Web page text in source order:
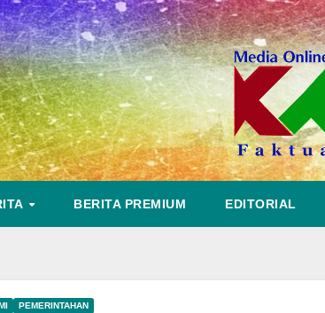
BERITA PREMIUM EDITORIAL
PEMERINTAHAN